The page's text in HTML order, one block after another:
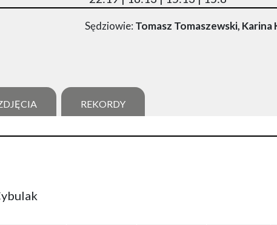
Sędziowie: Tomasz Tomaszewski,
REKORDY